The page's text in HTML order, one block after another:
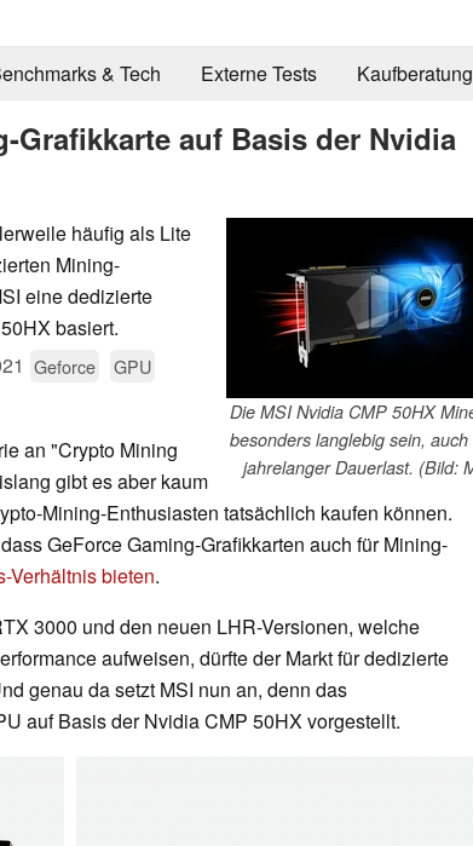
& Tech Externe Tests Kaufberatung
Grafikkarte auf Basis der Nvidia
Die MSI Nvidia CMP 50HX
besonders langlebig sein,
jahrelanger Dauerlast. (Bild:
häufig als Lite
Mining-
eine dedizierte
basiert.
Geforce
GPU
an "Crypto Mining
gibt es aber kaum
Mining-Enthusiasten tatsächlich kaufen können.
GeForce Gaming-Grafikkarten auch für Mining-
Verhältnis bieten.
3000 und den neuen LHR-Versionen, welche
aufweisen, dürfte der Markt für dedizierte
genau da setzt MSI nun an, denn das
auf Basis der Nvidia CMP 50HX vorgestellt.